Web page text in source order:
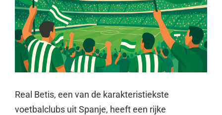
Real Betis, een van de karakteristiekste
voetbalclubs uit Spanje, heeft een rijke